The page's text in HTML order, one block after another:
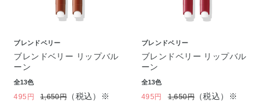
ブレンドベリー
ブレンドベリー リップバル
ーン
全13色
495円 1,650円（税込）※
ブレンドベリー
ブレンドベリー リップバル
ーン
全13色
495円 1,650円（税込）※